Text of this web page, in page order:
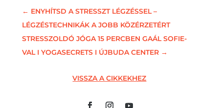
← ENYHÍTSD A STRESSZT LÉGZÉSSEL –
LÉGZÉSTECHNIKÁK A JOBB KÖZÉRZETÉRT
STRESSZOLDÓ JÓGA 15 PERCBEN GAÁL SOFIE-
VAL I YOGASECRETS I ÚJBUDA CENTER→
VISSZA A CIKKEKHEZ